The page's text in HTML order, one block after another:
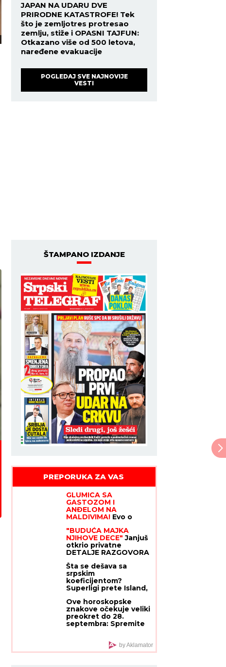
JAPAN NA UDARU DVE
PRIRODNE KATASTROFE! Tek
što je zemljotres protresao
zemlju, stiže i OPASNI TAJFUN:
Otkazano više od 500 letova,
naređene evakuacije
POGLEDAJ SVE NAJNOVIJE
VESTI
ŠTAMPANO IZDANJE
PREPORUKA ZA VAS
GLUMICA SA
GASTOZOM I
ANĐELOM NA
MALDIVIMA! Evo o
po pesku, golišava tela
u prvom planu (FOTO)
"BUDUĆA MAJKA
NJIHOVE DECE" Janjuš
otkrio privatne
DETALJE RAZGOVORA
Jovane Jeremić! On
već planira naslednike
sa novom
Šta se dešava sa
srpskim
koeficijentom?
Superligi prete Island,
Ove horoskopske
znakove očekuje veliki
preokret do 28.
septembra: Spremite
by Aklamator